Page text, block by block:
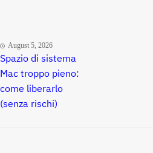
August 5, 2026
Spazio di sistema
Mac troppo pieno:
come liberarlo
(senza rischi)